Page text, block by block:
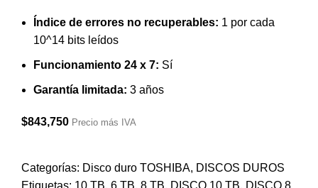
Índice de errores no recuperables: 1 por cada
10^14 bits leídos
Funcionamiento 24 x 7: Sí
Garantía limitada: 3 años
$843,750 Precio más IVA
Categorías: Disco duro TOSHIBA, DISCOS DUROS
Etiquetas: 10 TB, 6 TB, 8 TB, DISCO 10 TB, DISCO 8